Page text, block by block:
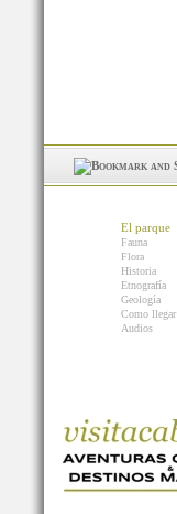
El parque
Fauna
Flora
Historia
Etnografía
Geología
Como llegar
Audios